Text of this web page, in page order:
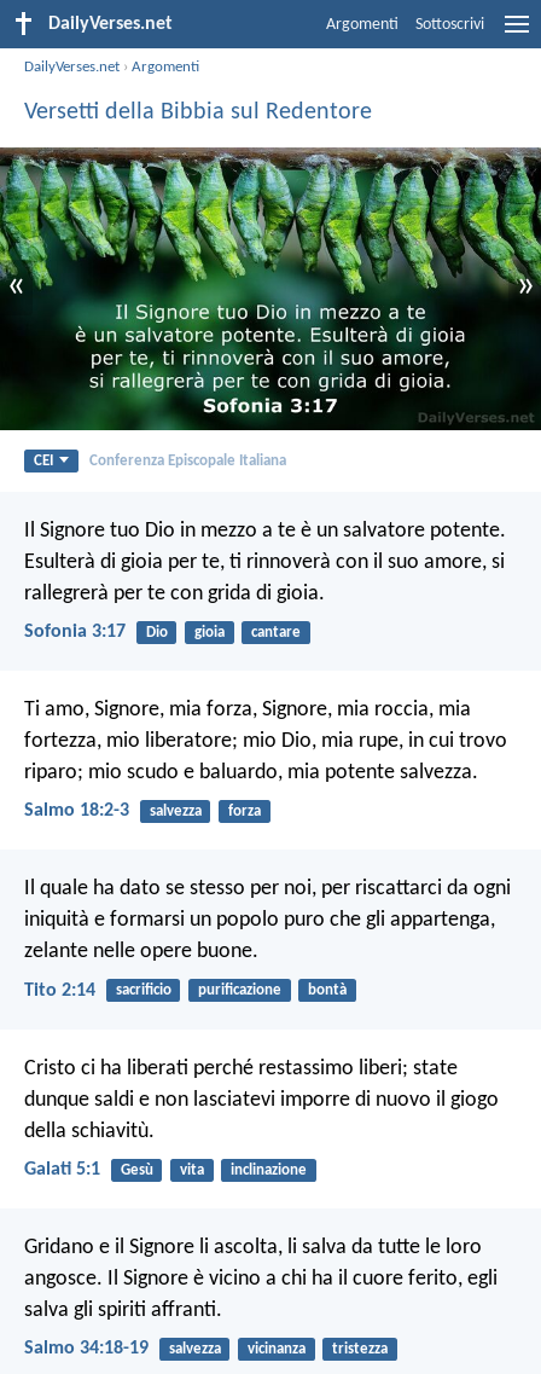
DailyVerses.net Argomenti Sottoscrivi
DailyVerses.net ›Argomenti
Versetti della Bibbia sul Redentore
« »
CEI Conferenza Episcopale Italiana
Il Signore tuo Dio in mezzo a te è un salvatore potente.
Esulterà di gioia per te, ti rinnoverà con il suo amore, si
rallegrerà per te con grida di gioia.
Sofonia 3:17 Dio gioia cantare
Ti amo, Signore, mia forza, Signore, mia roccia, mia
fortezza, mio liberatore; mio Dio, mia rupe, in cui trovo
riparo; mio scudo e baluardo, mia potente salvezza.
Salmo 18:2-3 salvezza forza
Il quale ha dato se stesso per noi, per riscattarci da ogni
iniquità e formarsi un popolo puro che gli appartenga,
zelante nelle opere buone.
Tito 2:14 sacrificio purificazione bontà
Cristo ci ha liberati perché restassimo liberi; state
dunque saldi e non lasciatevi imporre di nuovo il giogo
della schiavitù.
Galati 5:1 Gesù vita inclinazione
Gridano e il Signore li ascolta, li salva da tutte le loro
angosce. Il Signore è vicino a chi ha il cuore ferito, egli
salva gli spiriti affranti.
Salmo 34:18-19 salvezza vicinanza tristezza